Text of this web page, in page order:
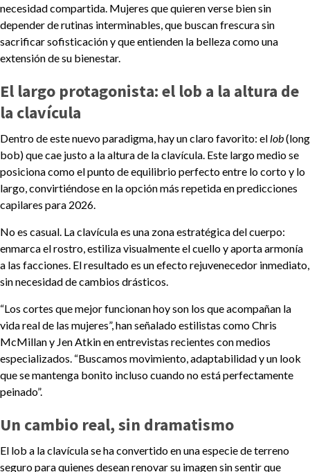
necesidad compartida. Mujeres que quieren verse bien sin
depender de rutinas interminables, que buscan frescura sin
sacrificar sofisticación y que entienden la belleza como una
extensión de su bienestar.
El largo protagonista: el lob a la altura de
la clavícula
Dentro de este nuevo paradigma, hay un claro favorito: ellob(long
bob) que cae justo a la altura de la clavícula. Este largo medio se
posiciona como el punto de equilibrio perfecto entre lo corto y lo
largo, convirtiéndose en la opción más repetida en predicciones
capilares para 2026.
No es casual. La clavícula es una zona estratégica del cuerpo:
enmarca el rostro, estiliza visualmente el cuello y aporta armonía
a las facciones. El resultado es un efecto rejuvenecedor inmediato,
sin necesidad de cambios drásticos.
“Los cortes que mejor funcionan hoy son los que acompañan la
vida real de las mujeres”, han señalado estilistas como Chris
McMillan y Jen Atkin en entrevistas recientes con medios
especializados. “Buscamos movimiento, adaptabilidad y un look
que se mantenga bonito incluso cuando no está perfectamente
peinado”.
Un cambio real, sin dramatismo
El lob a la clavícula se ha convertido en una especie de terreno
seguro para quienes desean renovar su imagen sin sentir que